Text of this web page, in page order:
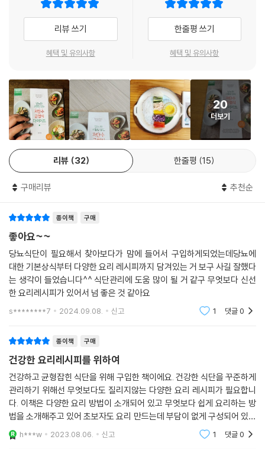
106 불고기 오픈샌드위치
108 스웨디시 샌드위치 케이크 (a)
110 아보카도 저탄수버거
111 에그과카몰리 새우 오픈토스트
114 캐슈너트마요네즈 포두부랩
Chapter 3 Rice & Noodle / 밥 & 면
118 참치쌈장과 양배추나물밥
120 참치소이마요 묵은지채소롤
122 세 가지 토핑 두부유부초밥
126 연두부 마파덮밥
130 콜리플라워라이스 해물 볶음밥
132 카무트 톳조림밥
134 현미밥 연어 오차즈케
136 눌린 보리 버섯 오르조또
138 바삭두부면 채소쌈
140 두부면 문어 알리오올리오
142 마카다미아 바질페스토 두부면 파스타
146 쇠고기 오이볶음 두부면 (a)
150 두부면 간짜장
152 두부면 고기짬뽕 (c)
154 곤약면 닭가슴살 겨자채
156 콩담백면 참마 냉소바
158 구운 두부 땅콩 비빔면 (b)
159 매콤 골뱅이 비빔면
까지 표기되어 있어요.
- 책 속의 모든 내용은 영양 전문가의 자문을 받았기에 더욱 믿을 수 있어
- 저탄수 균형식을 위한 식재료 고르기, 보관법, 생활수칙, 저탄수 밥, 소
리뷰 쓰기
혜택 및 유의사항
한줄평 쓰기
혜택 및 유의사항
20
더보기
리뷰 32 한줄평 15
구매리뷰 추천순
종이책 구매
좋아요~~
당뇨식단이 필요해서 찾아보다가 맘에 들어서 구입하게되었는데당뇨에
대한 기본상식부터 다양한 요리 레시피까지 담겨있는 거 보구 사길 잘했다
는 생각이 들었습니다^^ 식단관리에 도움 많이 될 거 같구 무엇보다 신선
한 요리레시피가 있어서 넘 좋은 것 같아요
s********7 2024.09.08. 신고 1 댓글0
종이책 구매
건강한 요리레시피를 위하여
건강하고 균형잡힌 식단을 위해 구입한 책이에요. 건강한 식단을 꾸준하게
관리하기 위해선 무엇보다도 질리지않는 다양한 요리 레시피가 필요합니
다. 이책은 다양한 요리 방법이 소개되어 있고 무엇보다 쉽게 요리하는 방
법을 소개해주고 있어 초보자도 요리 만드는데 부담이 없게 구성되어 있어
요~건강한 음식을 맛있게 만들어서 즐겁게 식이요법을 하고싶다면 이책
을 봐주세요 책도 컬
h***w 2023.08.06. 신고 1 댓글0